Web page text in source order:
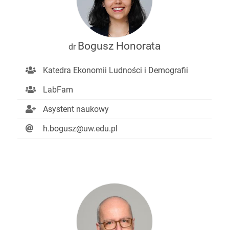
dr Bogusz Honorata
Katedra Ekonomii Ludności i Demografii
LabFam
Asystent naukowy
h.bogusz@uw.edu.pl